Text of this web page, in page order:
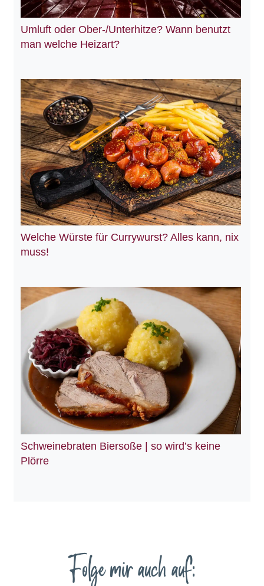
Umluft oder Ober-/Unterhitze? Wann benutzt
man welche Heizart?
Welche Würste für Currywurst? Alles kann, nix
muss!
Schweinebraten Biersoße | so wird’s keine
Plörre
Folge mir auch auf: